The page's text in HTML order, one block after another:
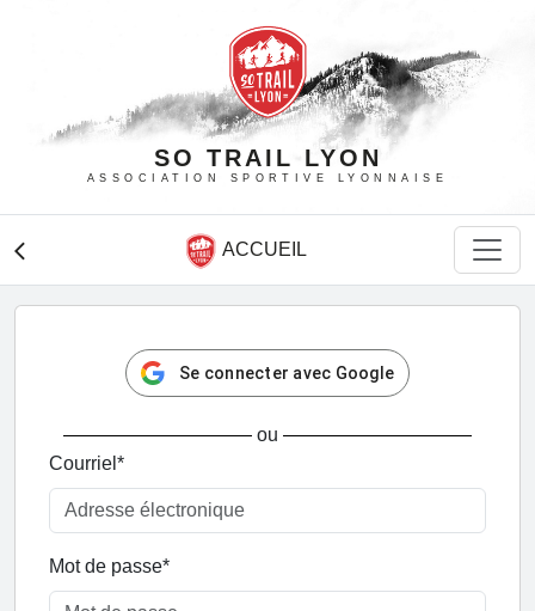
SO TRAIL LYON
ASSOCIATION SPORTIVE LYONNAISE
arrow_back_ios ACCUEIL
Se connecter avec Google
ou
Courriel *
Mot de passe*